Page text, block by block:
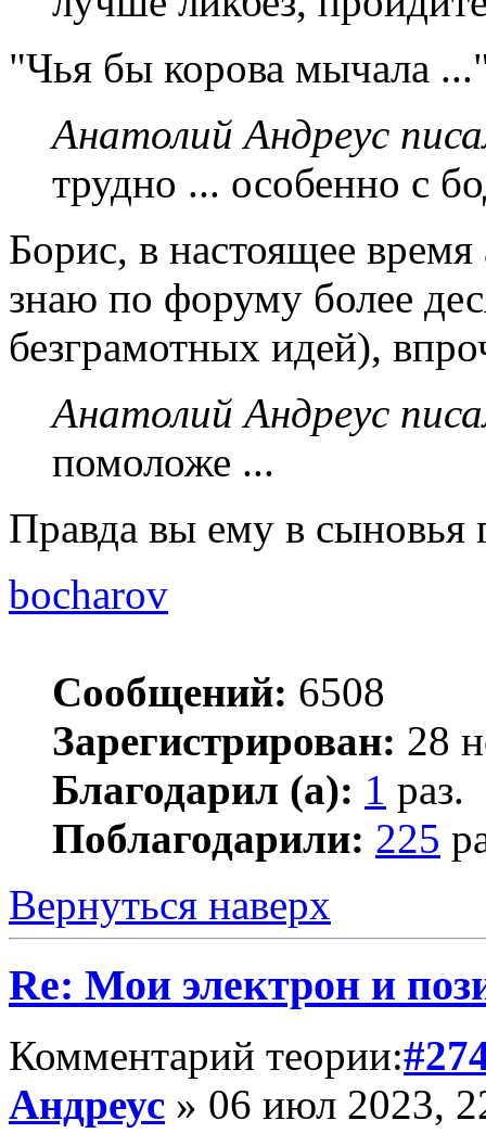
"Чья бы корова мычала
Анатолий Андреус
трудно ... особенно с
Борис, в настоящее
знаю по форуму более
безграмотных идей),
Анатолий Андреус
помоложе ...
Правда вы ему в сыновья
bocharov
Сообщений: 6508
Зарегистрирован: 28
Благодарил (а): 1 раз.
Поблагодарили: 225
Вернуться наверх
Re: Мои электрон и
Комментарий теории:
Андреус » 06 июл 2023,